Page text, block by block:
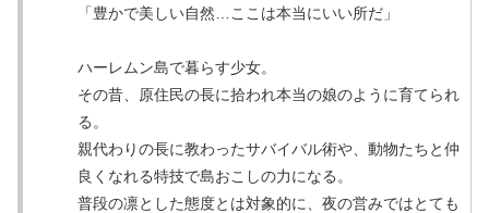
「豊かで美しい自然…ここは本当にいい所だ」
ハーレムン島で暮らす少女。
その昔、原住民の長に拾われ本当の娘のように育てられ
る。
親代わりの長に教わったサバイバル術や、動物たちと仲
良くなれる特技で島おこしの力になる。
普段の凛とした態度とは対象的に、夜の営みではとても